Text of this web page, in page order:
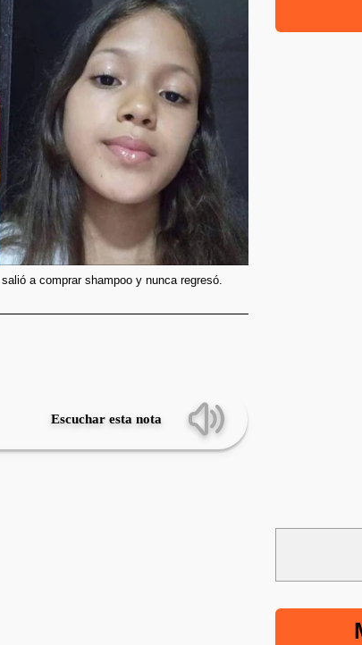
a comprar shampoo y nunca regresó.
Escuchar esta nota